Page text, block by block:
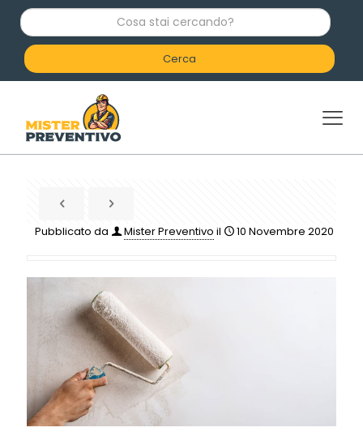
C
o
a
c
e
Pubblicato da Mister Preventivo il 10 Novembre 2020